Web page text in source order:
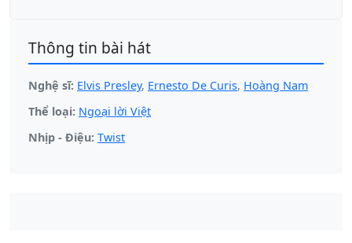
Thông tin bài hát
Nghệ sĩ: Elvis Presley, Ernesto De Curis, Hoàng Nam
Thể loại: Ngoại lời Việt
Nhịp - Điệu: Twist